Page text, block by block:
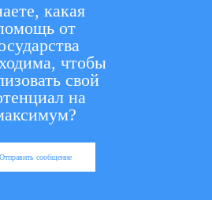
какая
от
чтобы
свой
на
Отправить сообщение